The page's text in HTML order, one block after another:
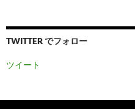
TWITTER でフォロー
ツイート